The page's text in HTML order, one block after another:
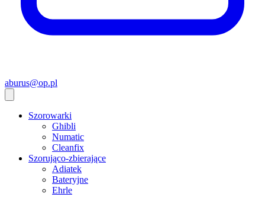
aburus@op.pl
Szorowarki
Ghibli
Numatic
Cleanfix
Szorująco-zbierające
Adiatek
Bateryjne
Ehrle